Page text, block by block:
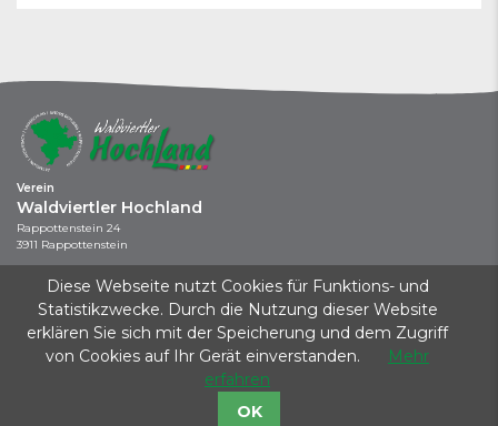
Verein
Waldviertler Hochland
Rappottenstein 24
3911 Rappottenstein
+43 664 / 737 043 44
info@waldviertler-hochland.at
Kontakt|Impressum| Datenschutz|Startseite
Dieses Projekt wird aus Mitteln des Klima- und Energiefonds gefördert und im
Rahmen des Programms KLAR! KlimawandelAnpassungsModellRegionen
Diese Webseite nutzt Cookies für Funktions- und
Statistikzwecke. Durch die Nutzung dieser Website
erklären Sie sich mit der Speicherung und dem Zugriff
von Cookies auf Ihr Gerät einverstanden.
Mehr
erfahren
OK